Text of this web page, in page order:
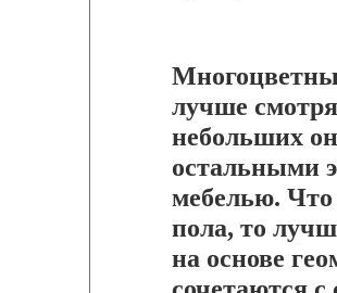
лучше
небольших
остальными
мебелью. Что
пола, то
на основе